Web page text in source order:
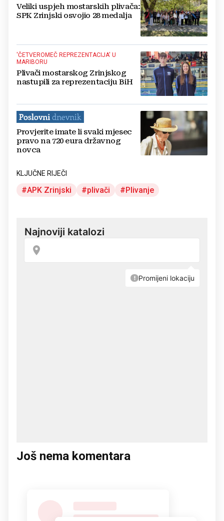
Veliki uspjeh mostarskih plivača:
SPK Zrinjski osvojio 28 medalja
'ČETVEROMEČ REPREZENTACIJA' U
MARIBORU
Plivači mostarskog Zrinjskog
nastupili za reprezentaciju BiH
Provjerite imate li svaki mjesec
pravo na 720 eura državnog
novca
KLJUČNE RIJEČI
APK Zrinjski plivači Plivanje
Još nema komentara